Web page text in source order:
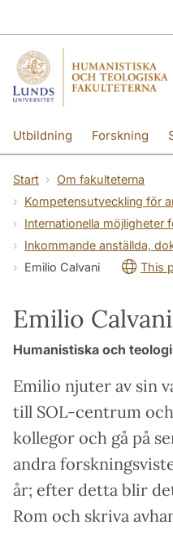
Utbildning Forskning
Start
Om fakulteterna
Kompetensutveckling för
Internationella möjligheter
Inkommande anställda,
Emilio Calvani
This
Emilio Calvani
Humanistiska och
Emilio njuter av sin
till SOL-centrum
kollegor och gå på
andra
år; efter detta blir
Rom och skriva